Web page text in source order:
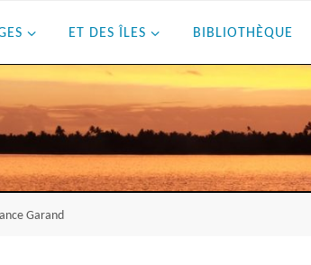
ET DES ÎLES BIBLIOTHÈQUE
Garand